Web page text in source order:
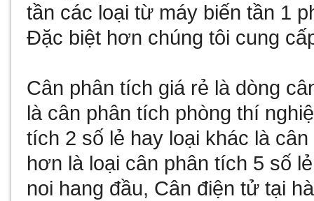
tần các loại từ máy biến tần 1
Đặc biệt hơn chúng tôi cung
Cân phân tích giá rẻ là dòng
là cân phân tích phòng thí
tích 2 số lẻ hay loại khác là cân
hơn là loại cân phân tích 5 số lẻ
noi hang đầu, Cân điện tử tại